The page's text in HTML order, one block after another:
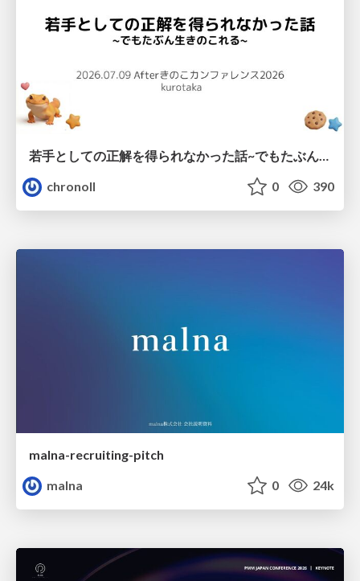
若手としての正解を得られなかった話~でもたぶん生きのこれる~
chronoll
0 390
malna-recruiting-pitch
malna
0 24k